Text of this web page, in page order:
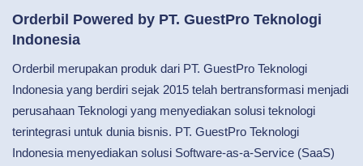
Orderbil Powered by PT. GuestPro Teknologi
Indonesia
Orderbil merupakan produk dari PT. GuestPro Teknologi
Indonesia yang berdiri sejak 2015 telah bertransformasi menjadi
perusahaan Teknologi yang menyediakan solusi teknologi
terintegrasi untuk dunia bisnis. PT. GuestPro Teknologi
Indonesia menyediakan solusi Software-as-a-Service (SaaS)